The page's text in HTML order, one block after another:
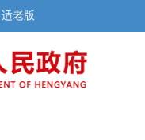
适老版